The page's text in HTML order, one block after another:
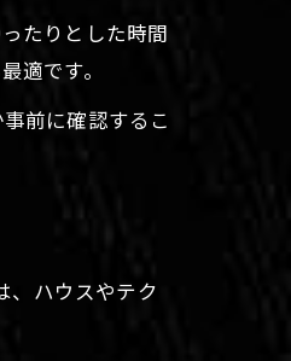
たりとした時間
適です。
前に確認するこ
、ハウスやテク